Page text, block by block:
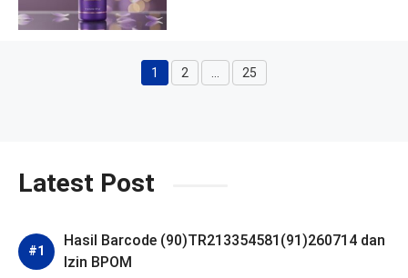
Halaman
1 Halaman
2 Halaman
25
Latest Post
Hasil Barcode (90)TR213354581(91)260714 dan
Izin BPOM